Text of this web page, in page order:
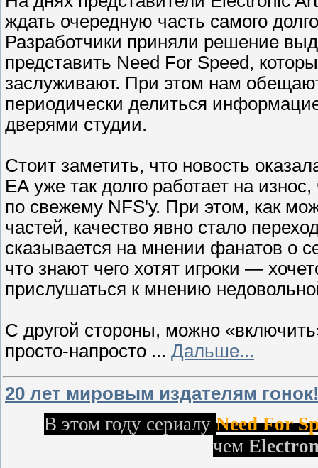
ждать очередную часть самого
Разработчики приняли решение
представить Need For Speed,
заслуживают. При этом нам
периодически делиться
дверями студии.
Стоит заметить, что новость
ЕА уже так долго работает на
по свежему NFS'у. При этом, как
частей, качество явно стало
сказывается на мнении фанатов о
что знают чего хотят игроки —
прислушаться к мнению
С другой стороны, можно
просто-напросто ... Дальше...
20 лет мировым издателям
В этом году сериалу Need For
чем